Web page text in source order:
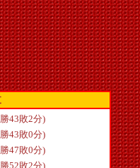
43敗2分)
43敗0分)
47敗0分)
52敗2分)